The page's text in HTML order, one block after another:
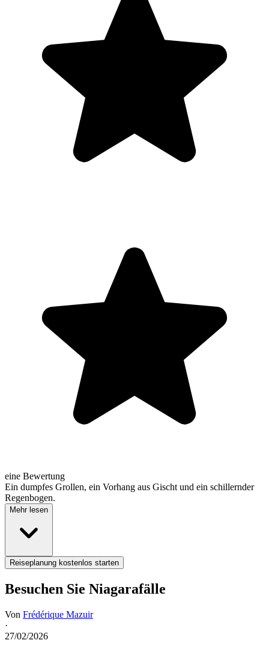
eine Bewertung
Ein dumpfes Grollen, ein Vorhang aus Gischt und ein schillernder
Regenbogen.
Mehr lesen
Reiseplanung kostenlos starten
Besuchen Sie Niagarafälle
Von Frédérique Mazuir
·
27/02/2026